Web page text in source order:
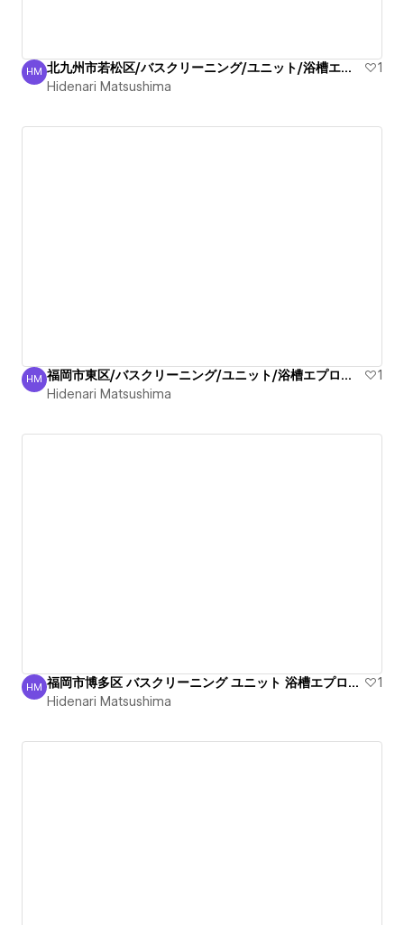
Hidenari Matsushima
HM 北九州市若松区/バスクリーニング/ユニット/浴槽エプロン/清掃
1
Hidenari Matsushima
Hidenari Matsushima
HM 福岡市東区/バスクリーニング/ユニット/浴槽エプロン/清掃
1
Hidenari Matsushima
Hidenari Matsushima
HM 福岡市博多区 バスクリーニング ユニット 浴槽エプロン 清掃
1
Hidenari Matsushima